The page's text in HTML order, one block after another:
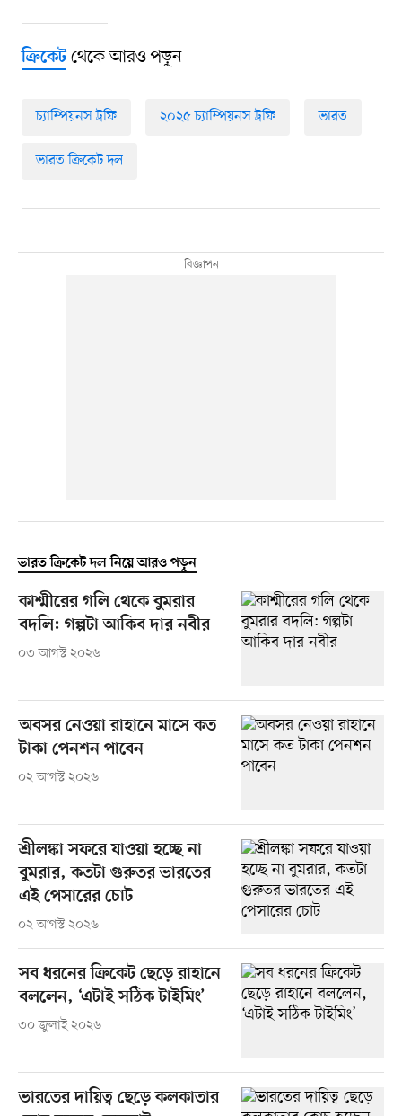
ক্রিকেটথেকে আরও পড়ুন
চ্যাম্পিয়নস ট্রফি ২০২৫ চ্যাম্পিয়নস ট্রফি ভারত
ভারত ক্রিকেট দল
ভারত ক্রিকেট দল নিয়ে আরও পড়ুন
কাশ্মীরের গলি থেকে বুমরার
বদলি: গল্পটা আকিব দার নবীর
০৩ আগস্ট ২০২৬
অবসর নেওয়া রাহানে মাসে কত
টাকা পেনশন পাবেন
০২ আগস্ট ২০২৬
শ্রীলঙ্কা সফরে যাওয়া হচ্ছে না
বুমরার, কতটা গুরুতর ভারতের
এই পেসারের চোট
০২ আগস্ট ২০২৬
সব ধরনের ক্রিকেট ছেড়ে রাহানে
বললেন, ‘এটাই সঠিক টাইমিং’
৩০ জুলাই ২০২৬
ভারতের দায়িত্ব ছেড়ে কলকাতার